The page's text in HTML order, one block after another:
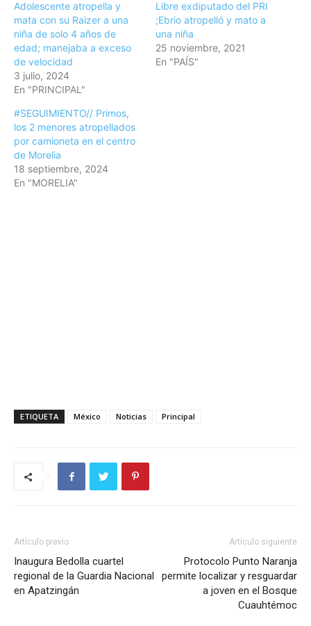
Adolescente atropella y
mata con su Raizer a una
niña de solo 4 años de
edad; manejaba a exceso
de velocidad
3 julio, 2024
En "PRINCIPAL"
Libre exdiputado del PRI
;Ebrio atropelló y mato a
una niña
25 noviembre, 2021
En "PAÍS"
#SEGUIMIENTO// Primos,
los 2 menores atropellados
por camioneta en el centro
de Morelia
18 septiembre, 2024
En "MORELIA"
ETIQUETA México Noticias Principal
Artículo previo
Inaugura Bedolla cuartel
regional de la Guardia Nacional
en Apatzingán
Artículo siguiente
Protocolo Punto Naranja
permite localizar y resguardar
a joven en el Bosque
Cuauhtémoc